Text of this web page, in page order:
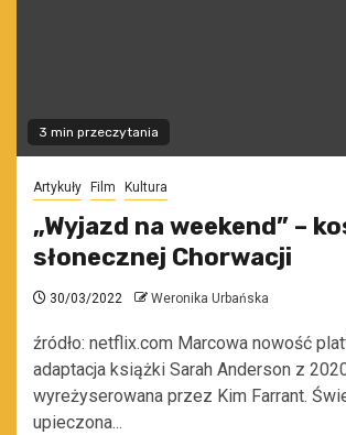
3 min przeczytania
Artykuły Film Kultura
„Wyjazd na weekend” –
słonecznej Chorwacji
30/03/2022 Weronika Urbańska
źródło: netflix.com Marcowa nowość
adaptacja książki Sarah Anderson z
wyreżyserowana przez Kim Farrant.
upieczona...